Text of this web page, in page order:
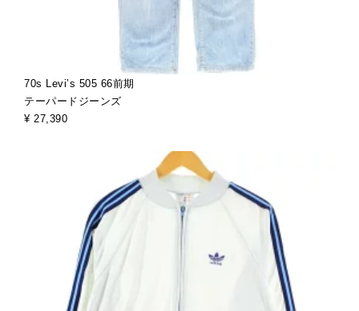
70s Levi’s 505 66前期
テーパードジーンズ
¥ 27,390